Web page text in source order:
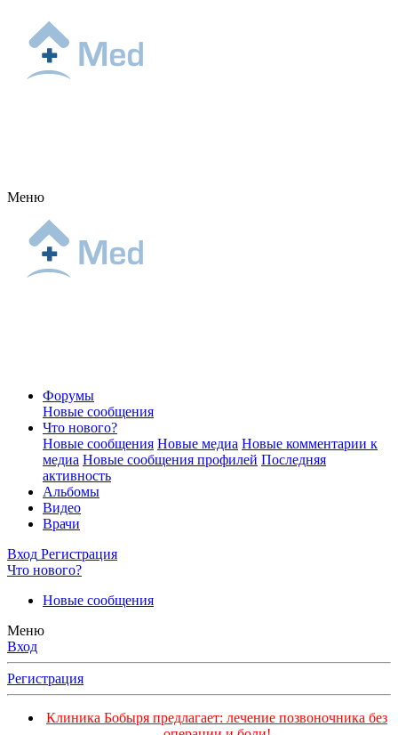
Меню
Форумы
Новые сообщения
Что нового?
Новые сообщения Новые медиа Новые комментарии к
медиа Новые сообщения профилей Последняя
активность
Альбомы
Видео
Врачи
Вход Регистрация
Что нового?
Новые сообщения
Меню
Вход
Регистрация
Клиника Бобыря предлагает: лечение позвоночника без